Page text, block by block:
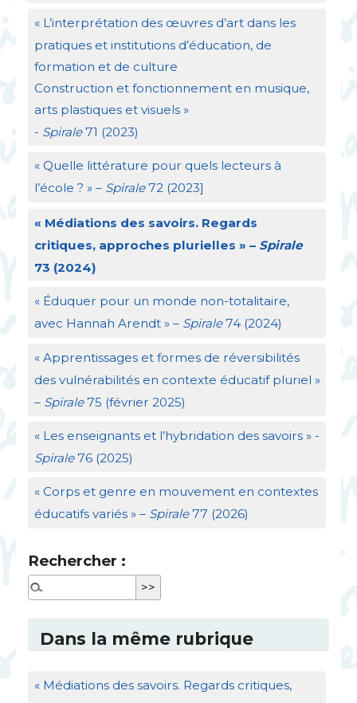
« L’interprétation des œuvres d’art dans les
pratiques et institutions d’éducation, de
formation et de culture
Construction et fonctionnement en musique,
arts plastiques et visuels »
- Spirale71 (2023)
« Quelle littérature pour quels lecteurs à
l’école ? » – Spirale72 (2023]
« Médiations des savoirs. Regards
critiques, approches plurielles » – Spirale
73 (2024)
« Éduquer pour un monde non-totalitaire,
avec Hannah Arendt » – Spirale74 (2024)
« Apprentissages et formes de réversibilités
des vulnérabilités en contexte éducatif pluriel »
– Spirale75 (février 2025)
« Les enseignants et l’hybridation des savoirs » -
Spirale76 (2025)
« Corps et genre en mouvement en contextes
éducatifs variés » – Spirale77 (2026)
Rechercher :
Dans la même rubrique
« Médiations des savoirs. Regards critiques,